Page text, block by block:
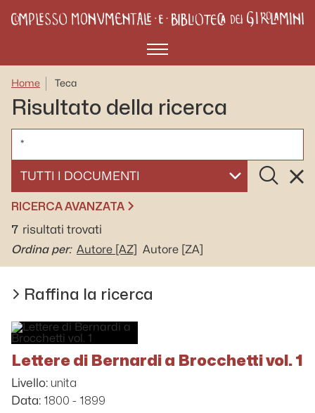
Menù
Home Teca
Risultato della ricerca
SELEZIONA UN DOCUMENTO
Cerca
RICERCA AVANZATA
7 risultati trovati
Ordina per: Autore [AZ] Autore [ZA]
Raffina la ricerca
Lettere di Bernardi a Brocchetti vol. 1
Livello: unita
Data: 1800 - 1899